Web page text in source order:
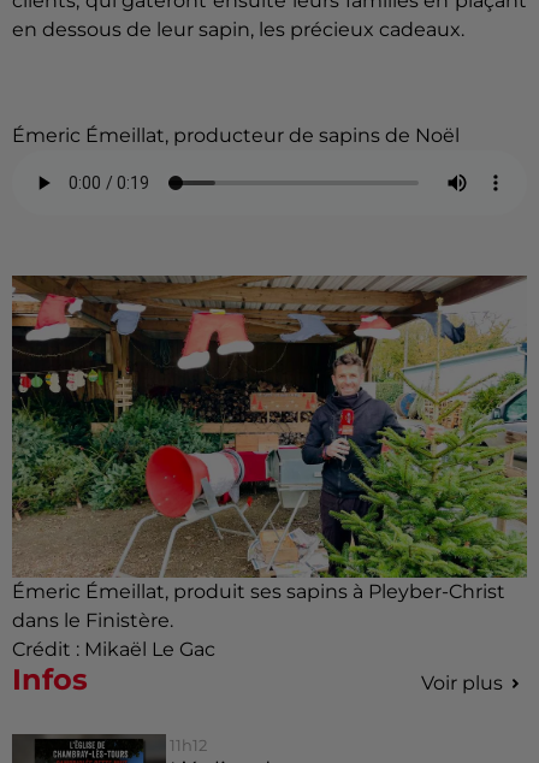
en dessous de leur sapin, les précieux cadeaux.
Émeric Émeillat, producteur de sapins de Noël
Émeric Émeillat, produit ses sapins à Pleyber-Christ
dans le Finistère.
Crédit : Mikaël Le Gac
Infos Voir plus
11h12